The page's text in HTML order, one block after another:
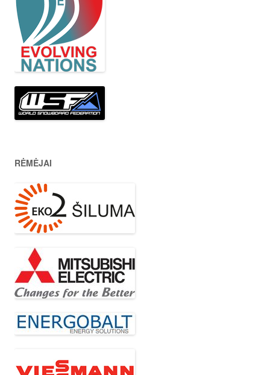
RĖMĖJAI